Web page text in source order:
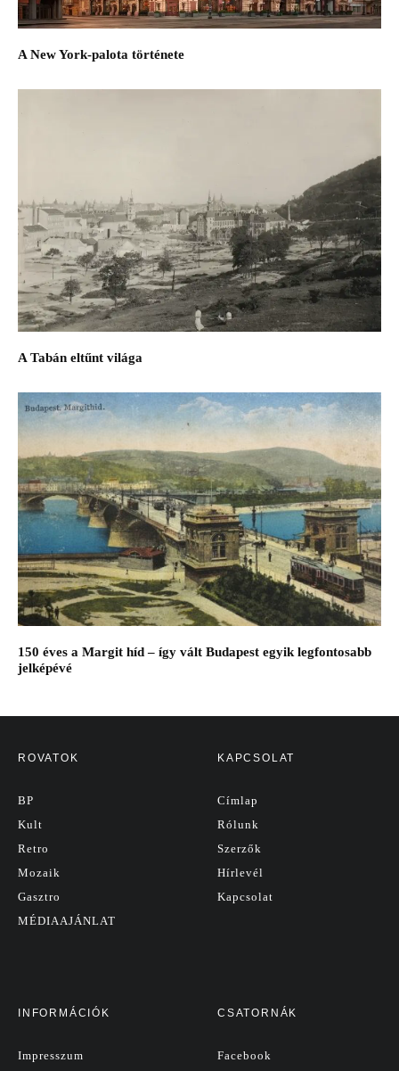
A New York-palota története
A Tabán eltűnt világa
150 éves a Margit híd – így vált Budapest egyik legfontosabb
jelképévé
ROVATOK
BP
Kult
Retro
Mozaik
Gasztro
MÉDIAAJÁNLAT
KAPCSOLAT
Címlap
Rólunk
Szerzők
Hírlevél
Kapcsolat
INFORMÁCIÓK
Impresszum
CSATORNÁK
Facebook